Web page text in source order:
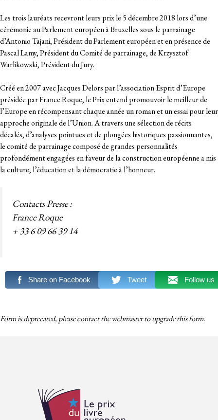
Les trois lauréats recevront leurs prix le 5 décembre 2018 lors d’une
cérémonie au Parlement européen à Bruxelles sous le parrainage
d’Antonio Tajani, Président du Parlement européen et en présence de
Pascal Lamy, Président du Comité de parrainage, de Krzysztof
Warlikowski, Président du Jury.
Créé en 2007 avec Jacques Delors par l’association Esprit d’Europe
présidée par France Roque, le Prix entend promouvoir le meilleur de
l’Europe en récompensant chaque année un roman et un essai pour leur
approche originale de l’Union. A travers une sélection de récits
décalés, d’analyses pointues et de plongées historiques passionnantes,
le comité de parrainage composé de grandes personnalités
profondément engagées en faveur de la construction européenne a mis
la culture, l’éducation et la démocratie à l’honneur.
Contacts Presse :
France Roque
+ 33 6 09 66 39 14
Share on Facebook Tweet Follow us
Form is deprecated, please contact the webmaster toupgradethis form.